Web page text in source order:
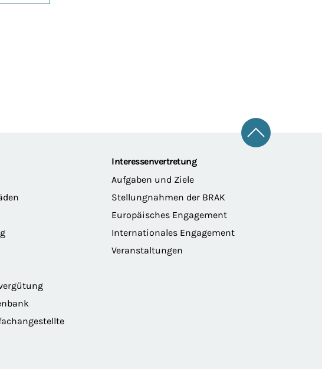
Zum
Interessenvertretung
Aufgaben und Ziele
Stellungnahmen der BRAK
Europäisches Engagement
Internationales Engagement
Veranstaltungen